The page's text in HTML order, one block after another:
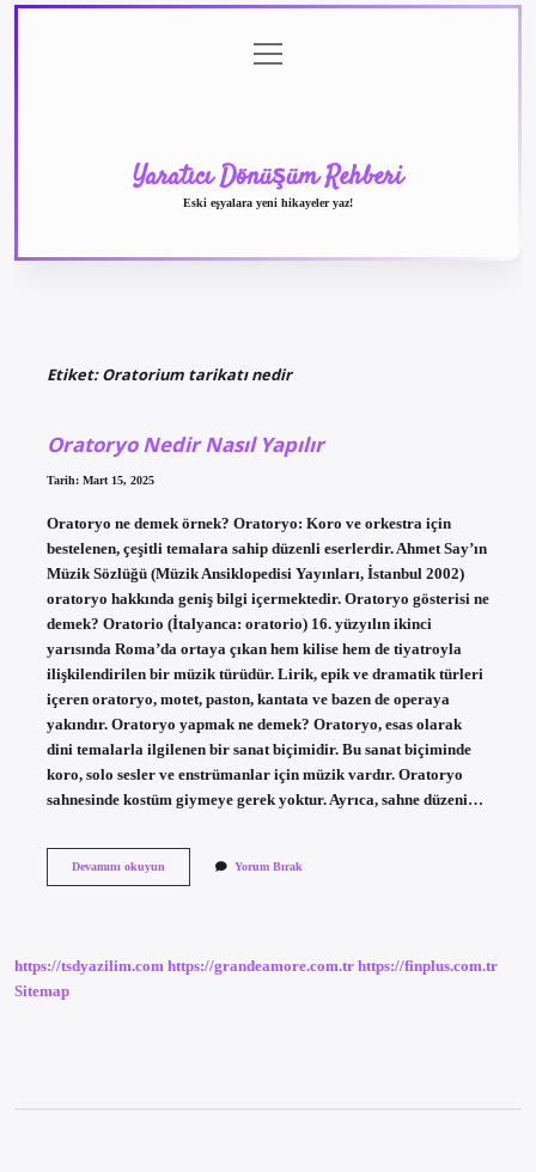
menüyü
aç
Yaratıcı Dönüşüm Rehberi
Eski eşyalara yeni hikayeler yaz!
Etiket:Oratorium tarikatı nedir
Oratoryo Nedir Nasıl Yapılır
Tarih: Mart 15, 2025
Oratoryo ne demek örnek? Oratoryo: Koro ve orkestra için
bestelenen, çeşitli temalara sahip düzenli eserlerdir. Ahmet Say’ın
Müzik Sözlüğü (Müzik Ansiklopedisi Yayınları, İstanbul 2002)
oratoryo hakkında geniş bilgi içermektedir. Oratoryo gösterisi ne
demek? Oratorio (İtalyanca: oratorio) 16. yüzyılın ikinci
yarısında Roma’da ortaya çıkan hem kilise hem de tiyatroyla
ilişkilendirilen bir müzik türüdür. Lirik, epik ve dramatik türleri
içeren oratoryo, motet, paston, kantata ve bazen de operaya
yakındır. Oratoryo yapmak ne demek? Oratoryo, esas olarak
dini temalarla ilgilenen bir sanat biçimidir. Bu sanat biçiminde
koro, solo sesler ve enstrümanlar için müzik vardır. Oratoryo
sahnesinde kostüm giymeye gerek yoktur. Ayrıca, sahne düzeni…
Devamını okuyunOratoryo
Yorum Bırak
https://tsdyazilim.com https://grandeamore.com.tr https://finplus.com.tr
Sitemap